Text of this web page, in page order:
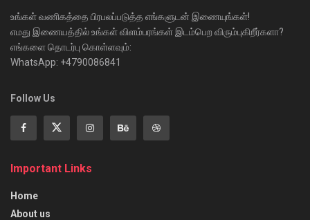
உங்கள் வணிகத்தை பிரபலப்படுத்த எங்களுடன் இணையுங்கள்!
எமது இணையத்தில் உங்கள் விளம்பரங்கள் இடம்பெற விரும்புகிறீர்களா?
எங்களை தொடர்பு கொள்ளவும்:
WhatsApp: +4790086841
Follow Us
Important Links
Home
About us